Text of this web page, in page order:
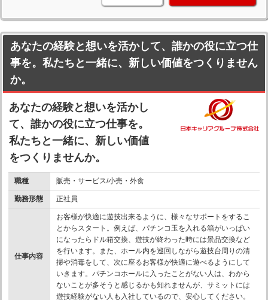
あなたの経験と想いを活かして、誰かの役に立つ仕
事を。私たちと一緒に、新しい価値をつくりません
か。
あなたの経験と想いを活かし
て、誰かの役に立つ仕事を。
私たちと一緒に、新しい価値
をつくりませんか。
職種 販売・サービス/小売・外食
勤務形態 正社員
仕事内容
お客様が快適に遊技出来るように、様々なサポートをするこ
とからスタート。例えば、パチンコ玉を入れる箱がいっぱい
になったらドル箱交換、遊技が終わった時には景品交換など
を行います。また、ホール内を巡回しながら遊技台周りの清
掃や消毒をして、次に座るお客様が快適に遊べるようにして
いきます。パチンコホールに入ったことがない人は、わから
ないことが多そうと感じるかも知れませんが、サミットには
遊技経験がない人も入社しているので、安心してください。